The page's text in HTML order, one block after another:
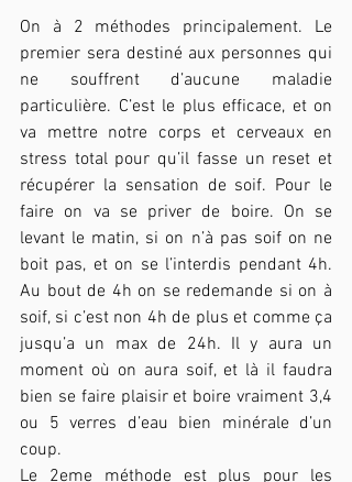
On à 2 méthodes principalement. Le
premier sera destiné aux personnes qui
ne souffrent d’aucune maladie
particulière. C’est le plus efficace, et on
va mettre notre corps et cerveaux en
stress total pour qu’il fasse un reset et
récupérer la sensation de soif. Pour le
faire on va se priver de boire. On se
levant le matin, si on n’à pas soif on ne
boit pas, et on se l’interdis pendant 4h.
Au bout de 4h on se redemande si on à
soif, si c’est non 4h de plus et comme ça
jusqu’a un max de 24h. Il y aura un
moment où on aura soif, et là il faudra
bien se faire plaisir et boire vraiment 3,4
ou 5 verres d’eau bien minérale d’un
coup.
Le 2eme méthode est plus pour les